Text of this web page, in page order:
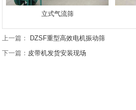
立式气流筛
上一篇：
DZSF重型高效电机振动筛
下一篇： 皮带机发货安装现场